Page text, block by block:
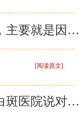
十个白癜风，九个还能救，主要就是因为这些方法！
[阅读原文]
了解白癜风的病因，南通白斑医院说对于治疗很重要